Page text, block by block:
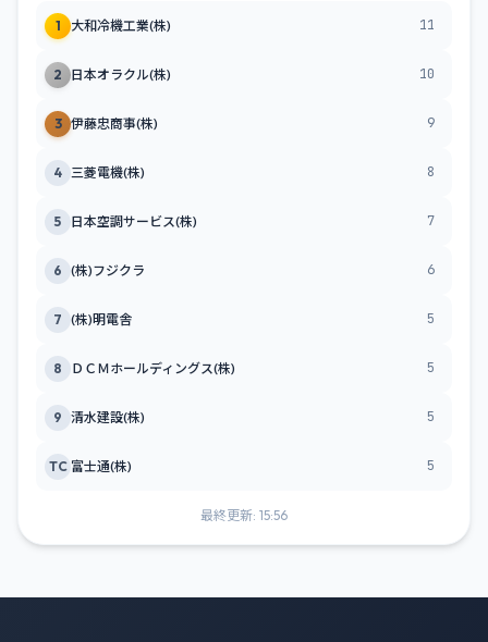
1 大和冷機工業(株) 11
2 日本オラクル(株) 10
3 伊藤忠商事(株) 9
4 三菱電機(株) 8
5 日本空調サービス(株) 7
6 (株)フジクラ 6
7 (株)明電舎 5
8 ＤＣＭホールディングス(株) 5
9 清水建設(株) 5
TC 富士通(株) 5
最終更新: 15:56